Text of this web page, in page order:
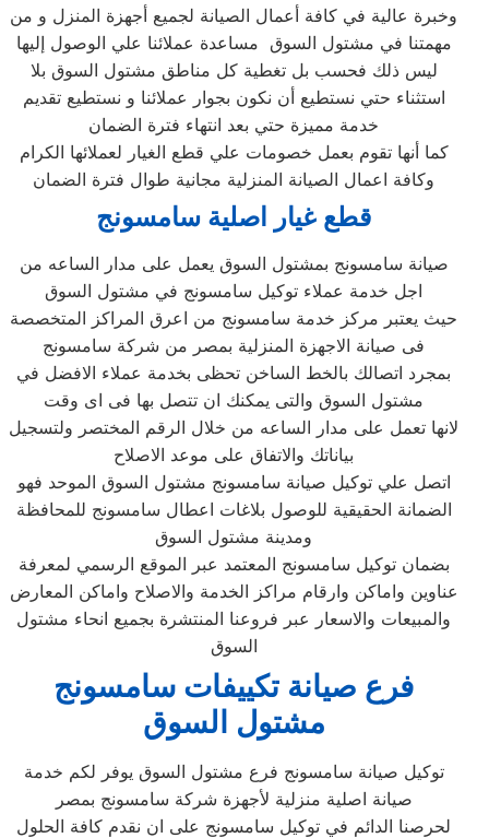
وخبرة عالية في كافة أعمال الصيانة لجميع أجهزة المنزل و من
مهمتنا في مشتول السوق‏ مساعدة عملائنا علي الوصول إليها
ليس ذلك فحسب بل تغطية كل مناطق مشتول السوق‏ بلا
استثناء حتي نستطيع أن نكون بجوار عملائنا و نستطيع تقديم
خدمة مميزة حتي بعد انتهاء فترة الضمان
كما أنها تقوم بعمل خصومات علي قطع الغيار لعملائها الكرام
وكافة اعمال الصيانة المنزلية مجانية طوال فترة الضمان
قطع غيار اصلية سامسونج
صيانة سامسونج بمشتول السوق‏ يعمل على مدار الساعه من
اجل خدمة عملاء توكيل سامسونج في مشتول السوق‏
حيث يعتبر مركز خدمة سامسونج من اعرق المراكز المتخصصة
فى صيانة الاجهزة المنزلية بمصر من شركة سامسونج
بمجرد اتصالك بالخط الساخن تحظى بخدمة عملاء الافضل في
مشتول السوق‏ والتى يمكنك ان تتصل بها فى اى وقت
لانها تعمل على مدار الساعه من خلال الرقم المختصر ولتسجيل
بياناتك والاتفاق على موعد الاصلاح
اتصل علي توكيل صيانة سامسونج مشتول السوق‏ الموحد فهو
الضمانة الحقيقية للوصول بلاغات اعطال سامسونج للمحافظة
ومدينة مشتول السوق‏
بضمان توكيل سامسونج المعتمد عبر الموقع الرسمي لمعرفة
عناوين واماكن وارقام مراكز الخدمة والاصلاح واماكن المعارض
والمبيعات والاسعار عبر فروعنا المنتشرة بجميع انحاء مشتول
السوق‏
فرع صيانة تكييفات سامسونج
مشتول السوق‏
توكيل صيانة سامسونج فرع مشتول السوق‏ يوفر لكم خدمة
صيانة اصلية منزلية لأجهزة شركة سامسونج بمصر
لحرصنا الدائم في توكيل سامسونج على ان نقدم كافة الحلول